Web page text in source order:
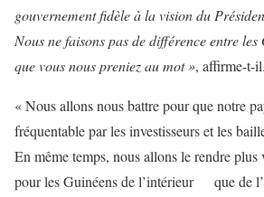
gouvernement fidèle à la vision du
Nous ne faisons pas de différence entre
que vous nous preniez au mot », affirme-t-il.
« Nous allons nous battre pour que notre
fréquentable par les investisseurs et les
En même temps, nous allons le rendre plus
pour les Guinéens de l’intérieur que de